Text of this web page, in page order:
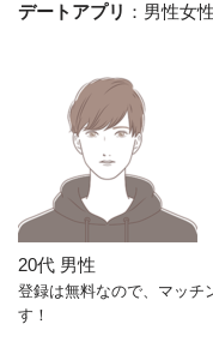
デートアプリ ：男性女
20代 男性
登録は無料なので、マッチ
す！